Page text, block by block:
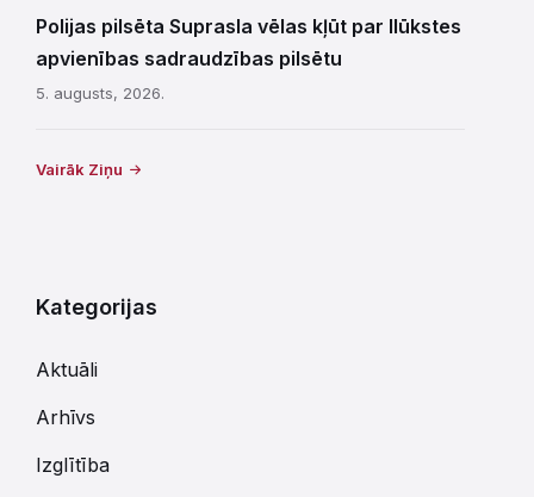
Polijas pilsēta Suprasla vēlas kļūt par Ilūkstes
apvienības sadraudzības pilsētu
5. augusts, 2026.
Vairāk Ziņu
Kategorijas
Aktuāli
Arhīvs
Izglītība